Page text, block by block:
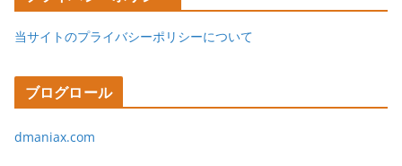
当サイトのプライバシーポリシーについて
ブログロール
dmaniax.com